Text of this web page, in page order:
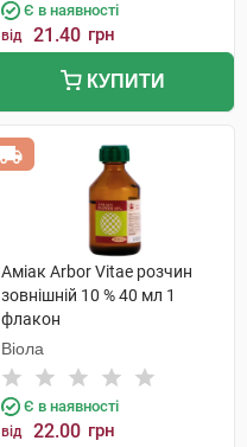
Є в наявності
від 21.40 грн
КУПИТИ
Аміак Arbor Vitae розчин
зовнішній 10 % 40 мл 1
флакон
Віола
Є в наявності
від 22.00 грн